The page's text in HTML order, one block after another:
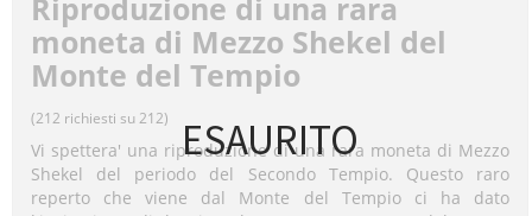
ESAURITO
moneta di Mezzo Shekel del
Monte del Tempio
(212 richiesti su 212)
Vi spettera' una riproduzione di una rara moneta di Mezzo
Shekel del periodo del Secondo Tempio. Questo raro
reperto che viene dal Monte del Tempio ci ha dato